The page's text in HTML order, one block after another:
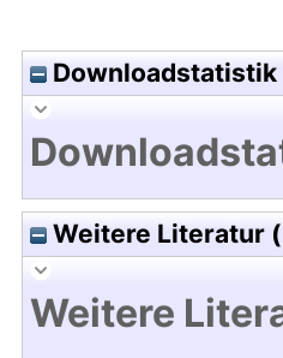
Downloadstatistik
Weitere Literatur
Weitere